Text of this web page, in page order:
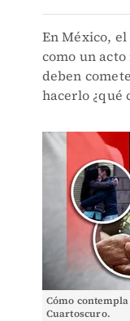
En México,
como un
deben
hacerlo ¿qué
Cómo
Cuartoscuro.